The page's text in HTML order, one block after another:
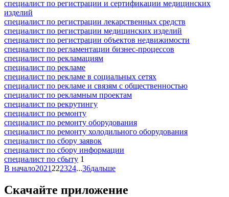
специалист по регистрации и сертификации медицинских
изделий
специалист по регистрации лекарственных средств
специалист по регистрации медицинских изделий
специалист по регистрации объектов недвижимости
специалист по регламентации бизнес-процессов
специалист по рекламациям
специалист по рекламе
специалист по рекламе в социальных сетях
специалист по рекламе и связям с общественностью
специалист по рекламным проектам
специалист по рекрутингу
специалист по ремонту
специалист по ремонту оборудования
специалист по ремонту холодильного оборудования
специалист по сбору заявок
специалист по сбору информации
специалист по сбыту 1
В начало2021 222324...36дальше
Скачайте приложение